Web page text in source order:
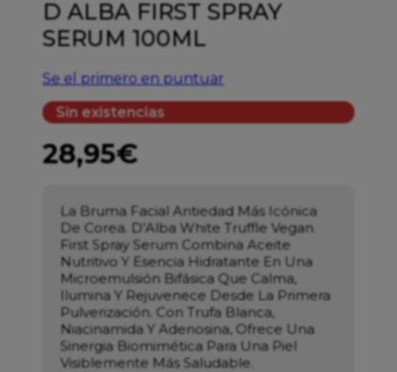
D ALBA FIRST SPRAY
SERUM 100ML
Se el primero en puntuar
Sin existencias
28,95€
La Bruma Facial Antiedad Más Icónica
De Corea. D’Alba White Truffle Vegan
First Spray Serum Combina Aceite
Nutritivo Y Esencia Hidratante En Una
Microemulsión Bifásica Que Calma,
Ilumina Y Rejuvenece Desde La Primera
Pulverización. Con Trufa Blanca,
Niacinamida Y Adenosina, Ofrece Una
Sinergia Biomimética Para Una Piel
Visiblemente Más Saludable.